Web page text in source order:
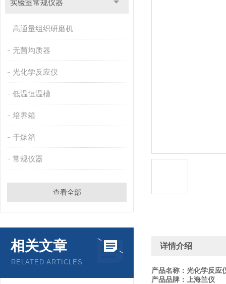
实验室常规仪器
高通量组织研磨机
无菌均质器
光化学反应仪
低温恒温槽
培养箱
干燥箱
常规仪器
查看全部
相关文章
RELATED ARTICLES
详情介绍
产品名称：光化学反应
产品品牌：上海兰仪